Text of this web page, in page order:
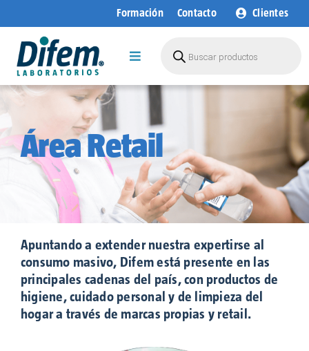
al
contenido
Formación Contacto Clientes
Toggle
Empresa
Áreas de Negocio
Productos
I+D+i
Sostenibilidad
Blog
productos
Área Retail
Apuntando a extender nuestra expertirse al
consumo masivo, Difem está presente en las
principales cadenas del país, con productos de
higiene, cuidado personal y de limpieza del
hogar a través de marcas propias y retail.